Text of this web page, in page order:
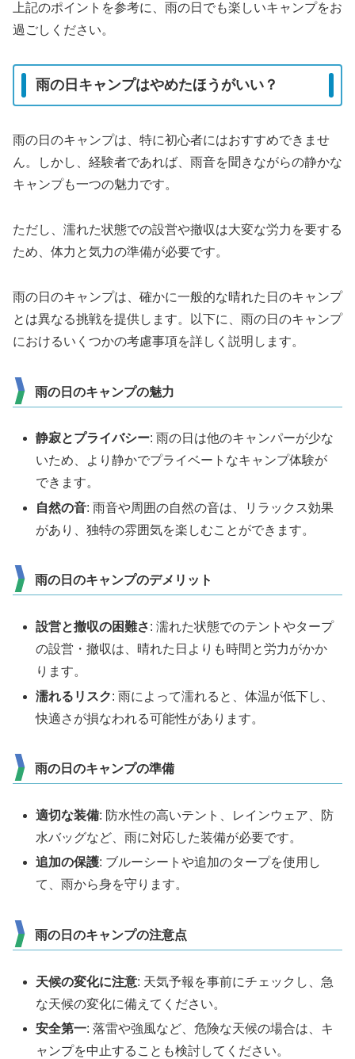
上記のポイントを参考に、雨の日でも楽しいキャンプをお
過ごしください。
雨の日キャンプはやめたほうがいい？
雨の日のキャンプは、特に初心者にはおすすめできませ
ん。しかし、経験者であれば、雨音を聞きながらの静かな
キャンプも一つの魅力です。
ただし、濡れた状態での設営や撤収は大変な労力を要する
ため、体力と気力の準備が必要です。
雨の日のキャンプは、確かに一般的な晴れた日のキャンプ
とは異なる挑戦を提供します。以下に、雨の日のキャンプ
におけるいくつかの考慮事項を詳しく説明します。
雨の日のキャンプの魅力
静寂とプライバシー: 雨の日は他のキャンパーが少な
いため、より静かでプライベートなキャンプ体験が
できます。
自然の音: 雨音や周囲の自然の音は、リラックス効果
があり、独特の雰囲気を楽しむことができます。
雨の日のキャンプのデメリット
設営と撤収の困難さ: 濡れた状態でのテントやタープ
の設営・撤収は、晴れた日よりも時間と労力がかか
ります。
濡れるリスク: 雨によって濡れると、体温が低下し、
快適さが損なわれる可能性があります。
雨の日のキャンプの準備
適切な装備: 防水性の高いテント、レインウェア、防
水バッグなど、雨に対応した装備が必要です。
追加の保護: ブルーシートや追加のタープを使用し
て、雨から身を守ります。
雨の日のキャンプの注意点
天候の変化に注意: 天気予報を事前にチェックし、急
な天候の変化に備えてください。
安全第一: 落雷や強風など、危険な天候の場合は、キ
ャンプを中止することも検討してください。